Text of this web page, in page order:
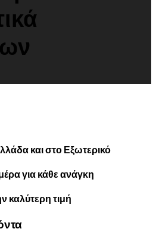
και στο Εξωτερικό
για κάθε ανάγκη
καλύτερη τιμή